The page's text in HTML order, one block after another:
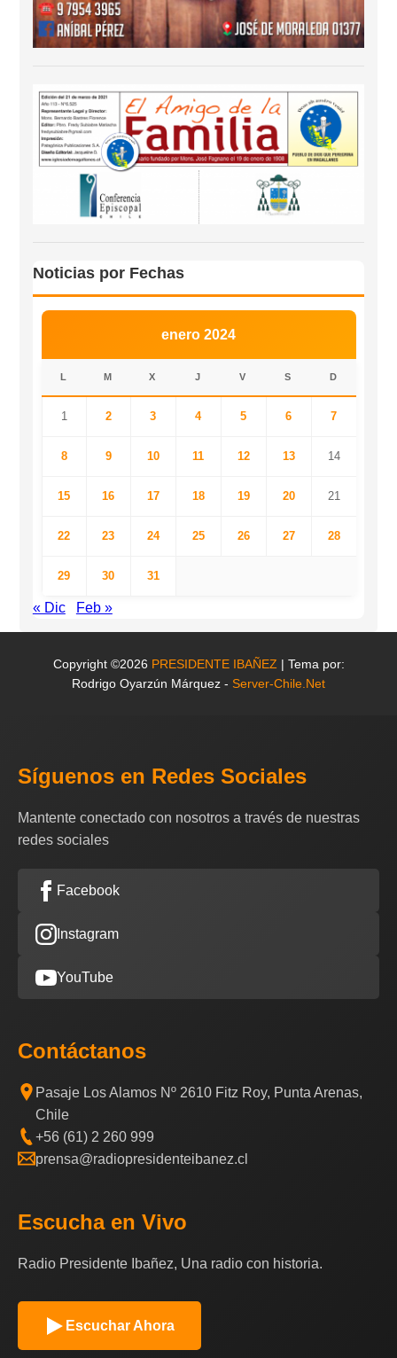
Noticias por Fechas
enero 2024
L M X J V S D
1 2 3 4 5 6 7
8 9 10 11 12 13 14
15 16 17 18 19 20 21
22 23 24 25 26 27 28
29 30 31
« Dic Feb »
Copyright ©2026 PRESIDENTE IBAÑEZ | Tema por:
Rodrigo Oyarzún Márquez - Server-Chile.Net
Síguenos en Redes Sociales
Mantente conectado con nosotros a través de nuestras
redes sociales
Facebook
Instagram
YouTube
Contáctanos
Pasaje Los Alamos Nº 2610 Fitz Roy, Punta Arenas,
Chile
+56 (61) 2 260 999
prensa@radiopresidenteibanez.cl
Escucha en Vivo
Radio Presidente Ibañez, Una radio con historia.
Escuchar Ahora